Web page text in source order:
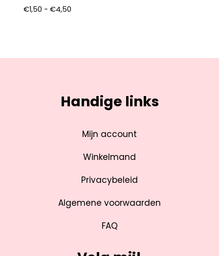
€1,50 - €4,50
Handige links
Mijn account
Winkelmand
Privacybeleid
Algemene voorwaarden
FAQ